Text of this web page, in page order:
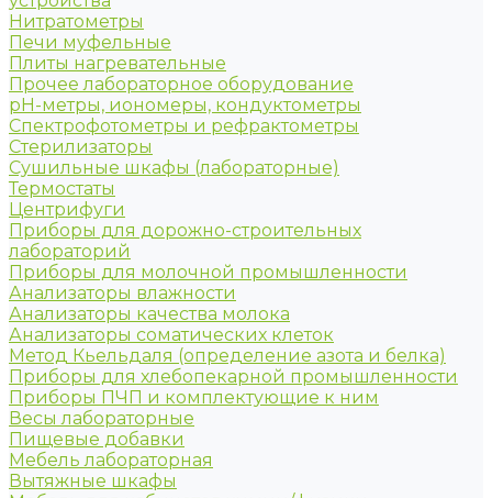
Нитратометры
Печи муфельные
Плиты нагревательные
Прочее лабораторное оборудование
рН-метры, иономеры, кондуктометры
Спектрофотометры и рефрактометры
Стерилизаторы
Сушильные шкафы (лабораторные)
Термостаты
Центрифуги
Приборы для дорожно-строительных
лабораторий
Приборы для молочной промышленности
Анализаторы влажности
Анализаторы качества молока
Анализаторы соматических клеток
Метод Кьельдаля (определение азота и белка)
Приборы для хлебопекарной промышленности
Приборы ПЧП и комплектующие к ним
Весы лабораторные
Пищевые добавки
Мебель лабораторная
Вытяжные шкафы